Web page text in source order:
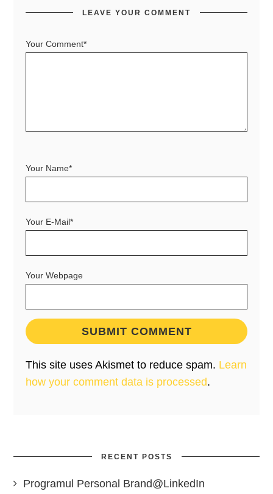
LEAVE YOUR COMMENT
Your Comment*
Your Name*
Your E-Mail*
Your Webpage
This site uses Akismet to reduce spam. Learn
how your comment data is processed.
RECENT POSTS
Programul Personal Brand@LinkedIn